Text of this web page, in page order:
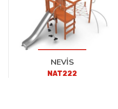
NEVİS
NAT222